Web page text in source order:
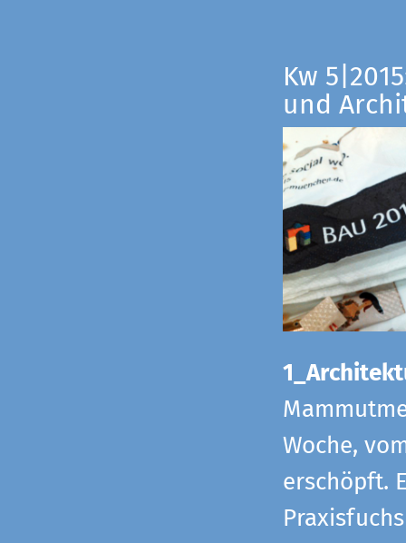
Kw
und
Woche,
erschöpft.